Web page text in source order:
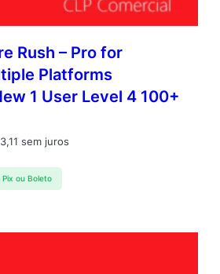
Rush – Pro for
Platforms
1 User Level 4 100+
sem juros
ou Boleto